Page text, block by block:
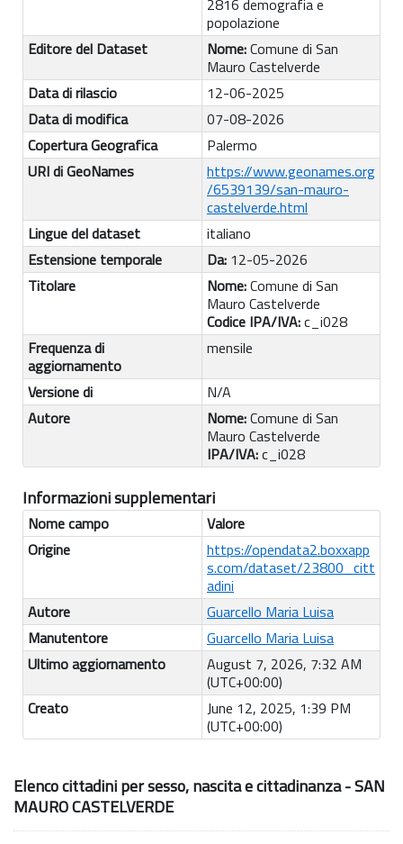
2816 demografia e
popolazione
Editore del Dataset
Nome:Comune di San
Mauro Castelverde
Data di rilascio
12-06-2025
Data di modifica
07-08-2026
Copertura Geografica
Palermo
URI di GeoNames
https://www.geonames.org
/6539139/san-mauro-
castelverde.html
Lingue del dataset
italiano
Estensione temporale
Da: 12-05-2026
Titolare
Nome:Comune di San
Mauro Castelverde
Codice IPA/IVA:c_i028
Frequenza di
aggiornamento
mensile
Versione di
N/A
Autore
Nome:Comune di San
Mauro Castelverde
IPA/IVA:c_i028
Informazioni supplementari
Nome campo
Valore
Origine
https://opendata2.boxxapp
s.com/dataset/23800_citt
adini
Autore
Guarcello Maria Luisa
Manutentore
Guarcello Maria Luisa
Ultimo aggiornamento
August 7, 2026, 7:32 AM
(UTC+00:00)
Creato
June 12, 2025, 1:39 PM
(UTC+00:00)
Elenco cittadini per sesso, nascita e cittadinanza - SAN
MAURO CASTELVERDE